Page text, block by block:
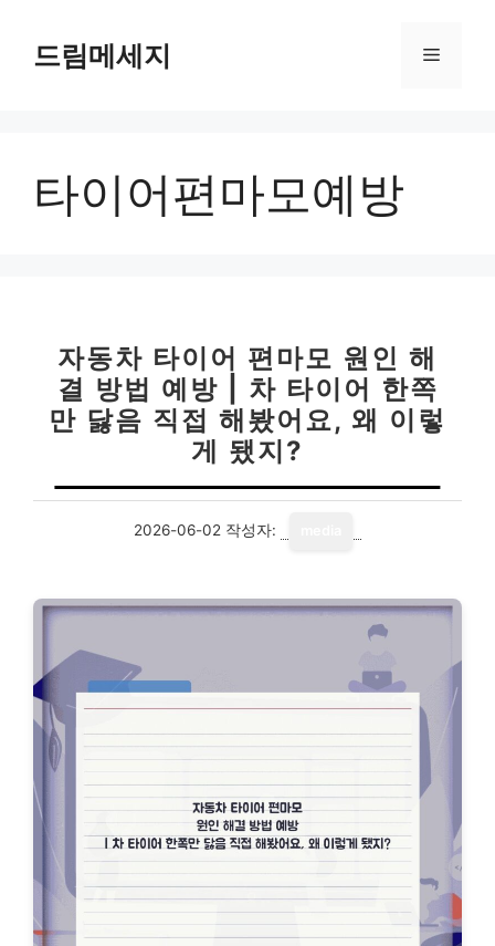
드림메세지 메
타이어편마모예방
자동차 타이어 편마모 원인 해
결 방법 예방 | 차 타이어 한쪽
만 닳음 직접 해봤어요, 왜 이렇
게 됐지?
2026-06-02 작성자: